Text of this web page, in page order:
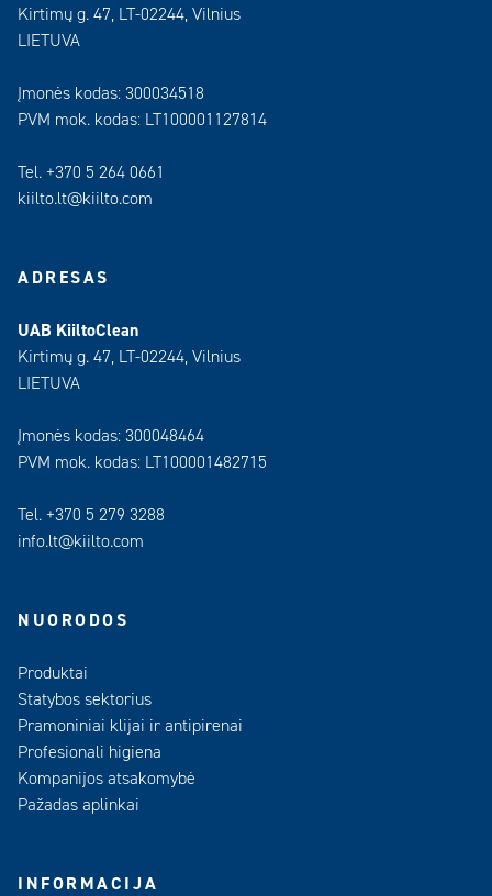
Kirtimų g. 47, LT-02244, Vilnius
LIETUVA
Įmonės kodas: 300034518
PVM mok. kodas: LT100001127814
Tel. +370 5 264 0661
kiilto.lt@kiilto.com
ADRESAS
UAB KiiltoClean
Kirtimų g. 47, LT-02244, Vilnius
LIETUVA
Įmonės kodas: 300048464
PVM mok. kodas: LT100001482715
Tel. +370 5 279 3288
info.lt@kiilto.com
NUORODOS
Produktai
Statybos sektorius
Pramoniniai klijai ir antipirenai
Profesionali higiena
Kompanijos atsakomybė
Pažadas aplinkai
INFORMACIJA